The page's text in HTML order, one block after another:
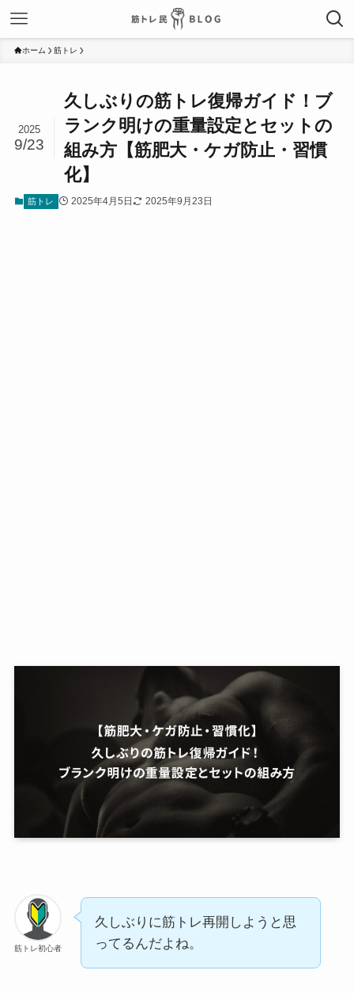
ホーム 筋トレ
久しぶりの筋トレ復帰ガイド！ブ
ランク明けの重量設定とセットの
組み方【筋肥大・ケガ防止・習慣
化】
2025
9/23
筋トレ 2025年4月5日 2025年9月23日
筋トレ初心者
久しぶりに筋トレ再開しようと思
ってるんだよね。